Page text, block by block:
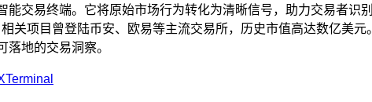
能交易终端。它将原始市场行为转化为清晰信号，助力交易者识
关项目曾登陆币安、欧易等主流交易所，历史市值高达数亿美元
落地的交易洞察。